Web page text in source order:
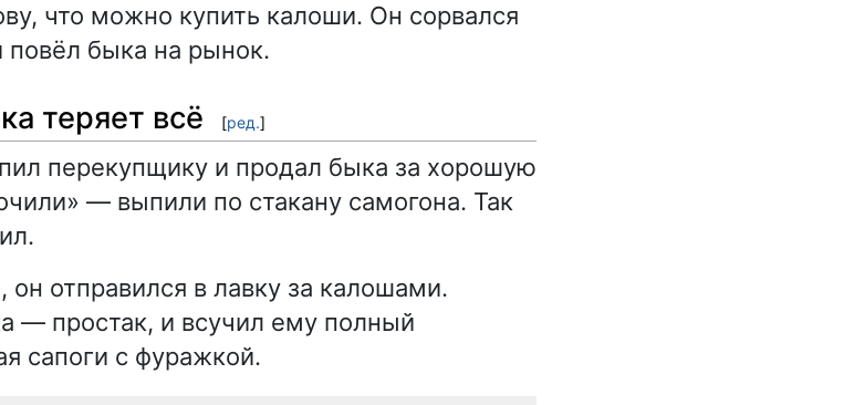
что можно купить калоши. Он сорвался
быка на рынок.
теряет всё [ред.]
перекупщику и продал быка за хорошую
— выпили по стакану самогона. Так
отправился в лавку за калошами.
— простак, и всучил ему полный
сапоги с фуражкой.